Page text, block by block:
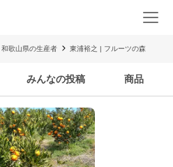
和歌山県の生産者 東浦裕之 | フルーツの森
みんなの投稿 商品